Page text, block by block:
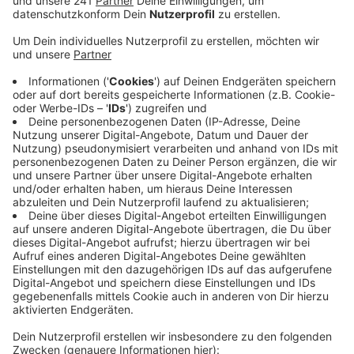
Anzeige
Die Regionalverkehr Köln hat jetzt den letzten der 108
Wasserstoffbusse bekommen und damit ein wichtiges
Etappenziel erreicht. Das Bundesverkehrsministerium
hat rund 31 Millionen Euro dazugegeben. Die Bus-
Flotte der RVK ist damit in wenigen Jahren stark
gewachsen, auf inzwischen rund 160
Wasserstoffbusse. Nach Unternehmensangaben die
größte Flotte in Europa.
Der Vorteil: Die Busse produzieren vor Ort keine
Abgase und lassen sich in wenigen Minuten betanken.
Gerade auf längeren Linien im ländlichen Raum gilt
Wasserstoff deshalb als wichtiger Baustein für einen
stabilen und klimafreundlichen ÖPNV.